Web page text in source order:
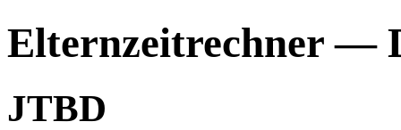
Elternzeitrechner —
JTBD